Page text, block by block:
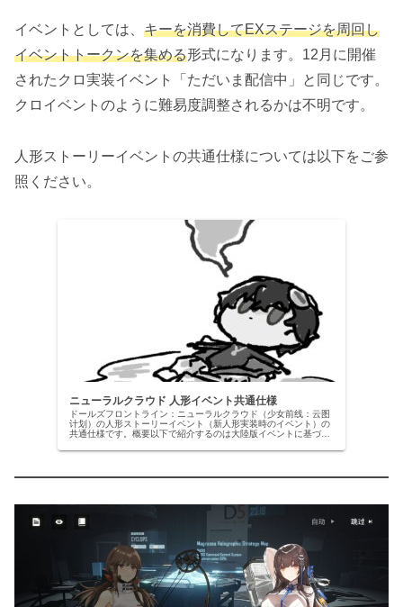
イベントとしては、 キーを消費してEXステージを周回し
イベントトークンを集める形式になります。12月に開催
されたクロ実装イベント「ただいま配信中」と同じです。
クロイベントのように難易度調整されるかは不明です。
人形ストーリーイベントの共通仕様については以下をご参
照ください。
ニューラルクラウド 人形イベント共通仕様
ドールズフロントライン：ニューラルクラウド（少女前线：云图
计划）の人形ストーリーイベント（新人形実装時のイベント）の
共通仕様です。概要以下で紹介するのは大陸版イベントに基づく
せん。ニ...